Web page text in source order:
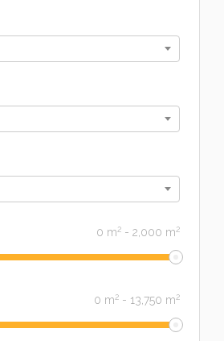
0 m2 - 2,000 m2
0 m2 - 13,750 m2